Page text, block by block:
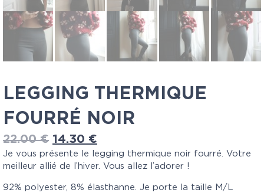
LEGGING THERMIQUE
FOURRÉ NOIR
22.00€ 14.30 €
Je vous présente le legging thermique noir fourré. Votre
meilleur allié de l’hiver. Vous allez l’adorer !
92% polyester, 8% élasthanne. Je porte la taille M/L